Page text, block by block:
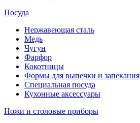
Посуда
Нержавеющая сталь
Медь
Чугун
Фарфор
Кокотницы
Формы для выпечки и запекания
Специальная посуда
Кухонные аксессуары
Ножи и столовые приборы